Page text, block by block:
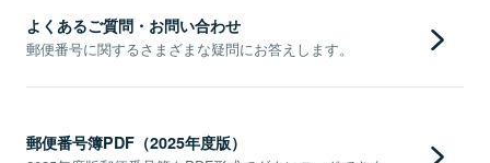
よくあるご質問・お問い合わせ
郵便番号に関するさまざまな疑問にお答えします。
郵便番号簿PDF（2025年度版）